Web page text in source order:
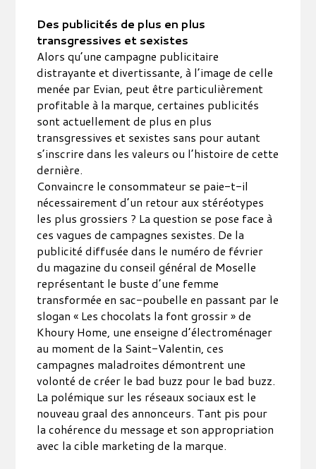
Des publicités de plus en plus
transgressives et sexistes
Alors qu’une campagne publicitaire
distrayante et divertissante, à l’image de celle
menée par Evian, peut être particulièrement
profitable à la marque, certaines publicités
sont actuellement de plus en plus
transgressives et sexistes sans pour autant
s’inscrire dans les valeurs ou l’histoire de cette
dernière.
Convaincre le consommateur se paie-t-il
nécessairement d’un retour aux stéréotypes
les plus grossiers ? La question se pose face à
ces vagues de campagnes sexistes. De la
publicité diffusée dans le numéro de février
du magazine du conseil général de Moselle
représentant le buste d’une femme
transformée en sac-poubelle en passant par le
slogan « Les chocolats la font grossir » de
Khoury Home, une enseigne d’électroménager
au moment de la Saint-Valentin, ces
campagnes maladroites démontrent une
volonté de créer le bad buzz pour le bad buzz.
La polémique sur les réseaux sociaux est le
nouveau graal des annonceurs. Tant pis pour
la cohérence du message et son appropriation
avec la cible marketing de la marque.